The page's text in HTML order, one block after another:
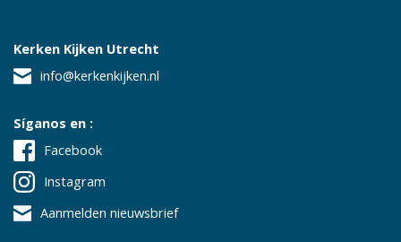
Kerken Kijken Utrecht
info@kerkenkijken.nl
Síganos en :
Facebook
Instagram
Aanmelden nieuwsbrief